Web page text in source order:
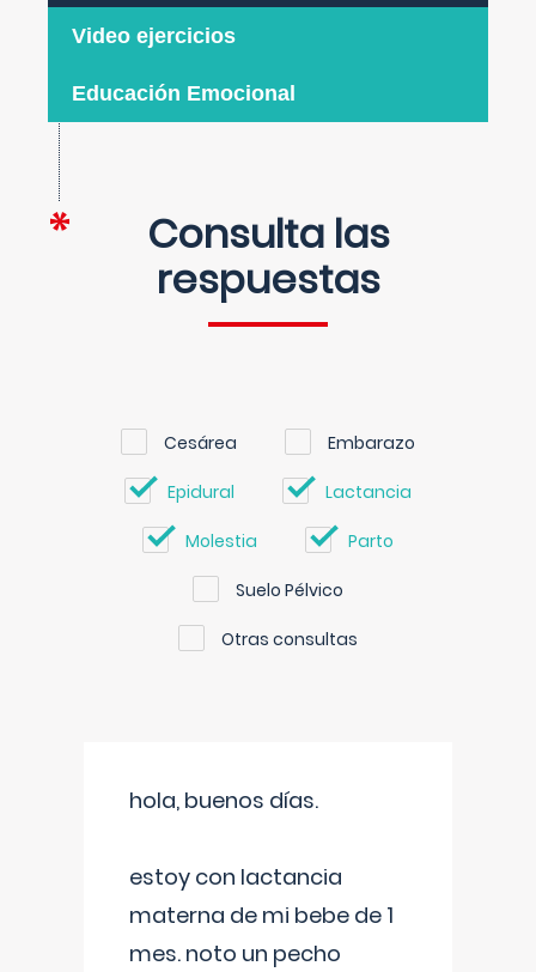
Video ejercicios
Educación Emocional
Consulta las
respuestas
Cesárea Embarazo
Epidural Lactancia
Molestia Parto
Suelo Pélvico
Otras consultas
hola, buenos días.
estoy con lactancia
materna de mi bebe de 1
mes. noto un pecho